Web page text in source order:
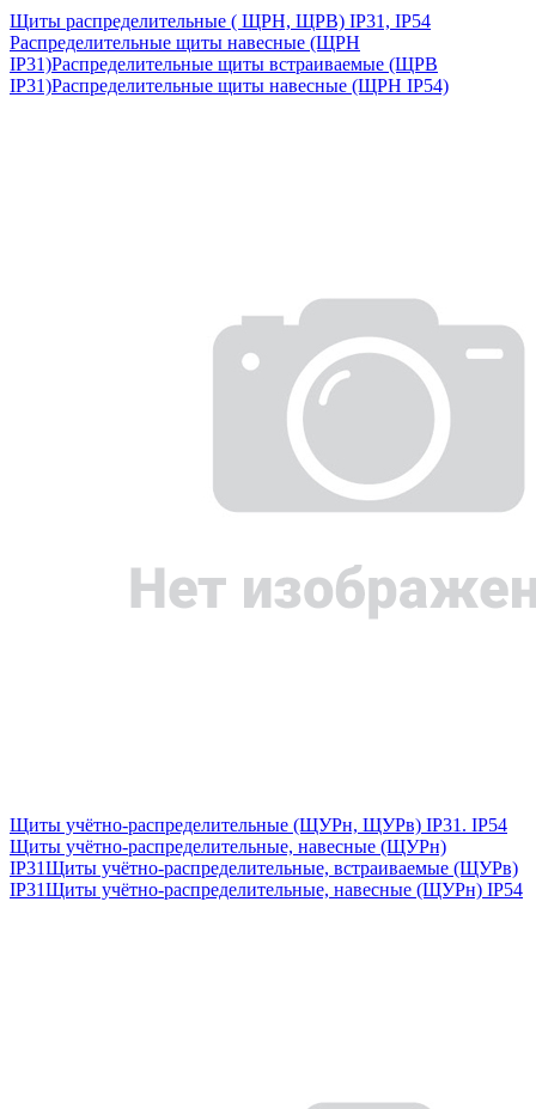
Щиты распределительные ( ЩРН, ЩРВ) IP31, IP54
Распределительные щиты навесные (ЩРН
IP31)Распределительные щиты встраиваемые (ЩРВ
IP31)Распределительные щиты навесные (ЩРН IP54)
Щиты учётно-распределительные (ЩУРн, ЩУРв) IP31. IP54
Щиты учётно-распределительные, навесные (ЩУРн)
IP31Щиты учётно-распределительные, встраиваемые (ЩУРв)
IP31Щиты учётно-распределительные, навесные (ЩУРн) IP54